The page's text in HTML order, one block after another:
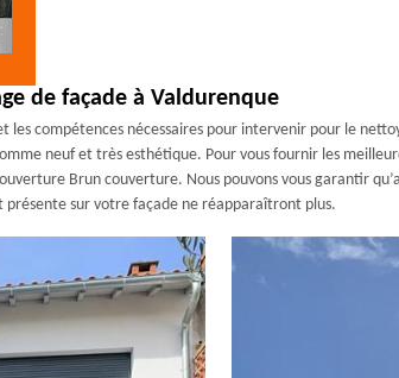
de façade à Valdurenque
compétences nécessaires pour intervenir pour le
neuf et très esthétique. Pour vous fournir les
Brun couverture. Nous pouvons vous garantir
sur votre façade ne réapparaîtront plus.